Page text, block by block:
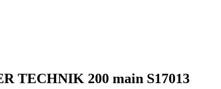
TECHNIK 200 main S17013